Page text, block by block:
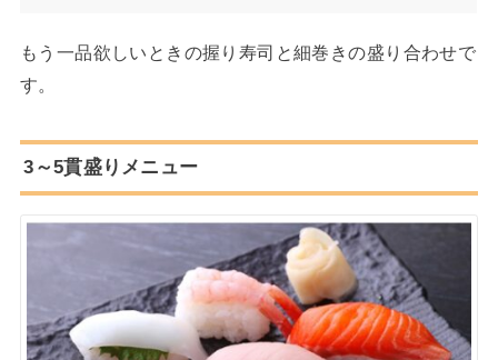
もう一品欲しいときの握り寿司と細巻きの盛り合わせで
す。
3～5貫盛りメニュー